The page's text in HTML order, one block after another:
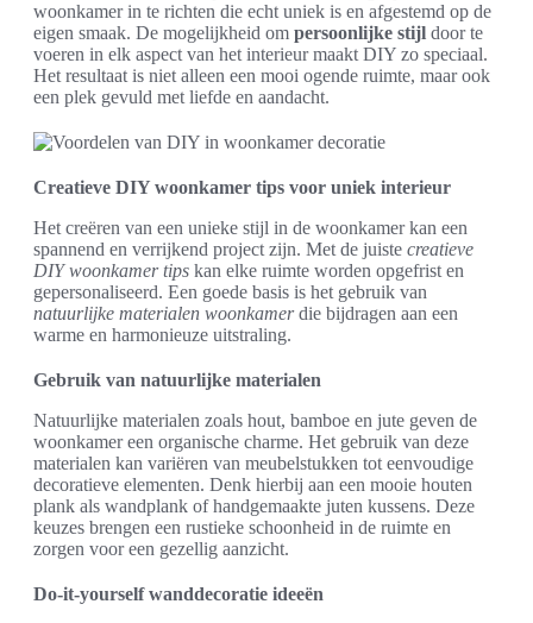
woonkamer in te richten die echt uniek is en afgestemd op de
eigen smaak. De mogelijkheid om persoonlijke stijl door te
voeren in elk aspect van het interieur maakt DIY zo speciaal.
Het resultaat is niet alleen een mooi ogende ruimte, maar ook
een plek gevuld met liefde en aandacht.
Creatieve DIY woonkamer tips voor uniek interieur
Het creëren van een unieke stijl in de woonkamer kan een
spannend en verrijkend project zijn. Met de juiste creatieve
DIY woonkamer tips kan elke ruimte worden opgefrist en
gepersonaliseerd. Een goede basis is het gebruik van
natuurlijke materialen woonkamerdie bijdragen aan een
warme en harmonieuze uitstraling.
Gebruik van natuurlijke materialen
Natuurlijke materialen zoals hout, bamboe en jute geven de
woonkamer een organische charme. Het gebruik van deze
materialen kan variëren van meubelstukken tot eenvoudige
decoratieve elementen. Denk hierbij aan een mooie houten
plank als wandplank of handgemaakte juten kussens. Deze
keuzes brengen een rustieke schoonheid in de ruimte en
zorgen voor een gezellig aanzicht.
Do-it-yourself wanddecoratie ideeën